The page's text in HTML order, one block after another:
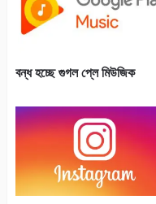
বন্ধ হচ্ছে গুগল প্লে মিউজিক